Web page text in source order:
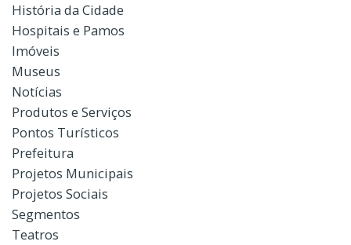
História da Cidade
Hospitais e Pamos
Imóveis
Museus
Notícias
Produtos e Serviços
Pontos Turísticos
Prefeitura
Projetos Municipais
Projetos Sociais
Segmentos
Teatros